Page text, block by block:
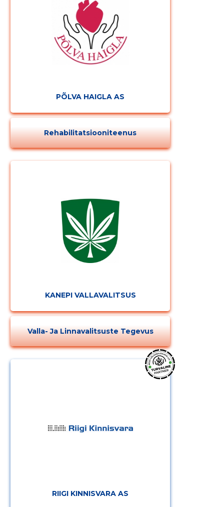
PÕLVA HAIGLA AS
Rehabilitatsiooniteenus
KANEPI VALLAVALITSUS
Valla- Ja Linnavalitsuste Tegevus
RIIGI KINNISVARA AS
Muuda pildi
kirjeldust